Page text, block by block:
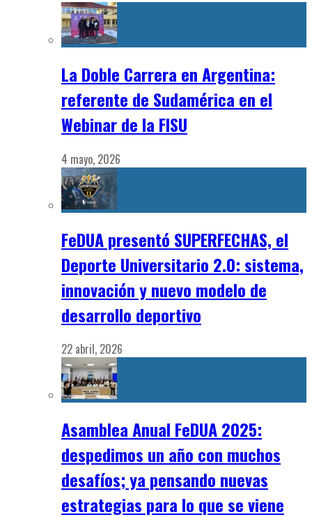
La Doble Carrera en Argentina:
referente de Sudamérica en el
Webinar de la FISU
4 mayo, 2026
FeDUA presentó SUPERFECHAS, el
Deporte Universitario 2.0: sistema,
innovación y nuevo modelo de
desarrollo deportivo
22 abril, 2026
Asamblea Anual FeDUA 2025:
despedimos un año con muchos
desafíos; ya pensando nuevas
estrategias para lo que se viene